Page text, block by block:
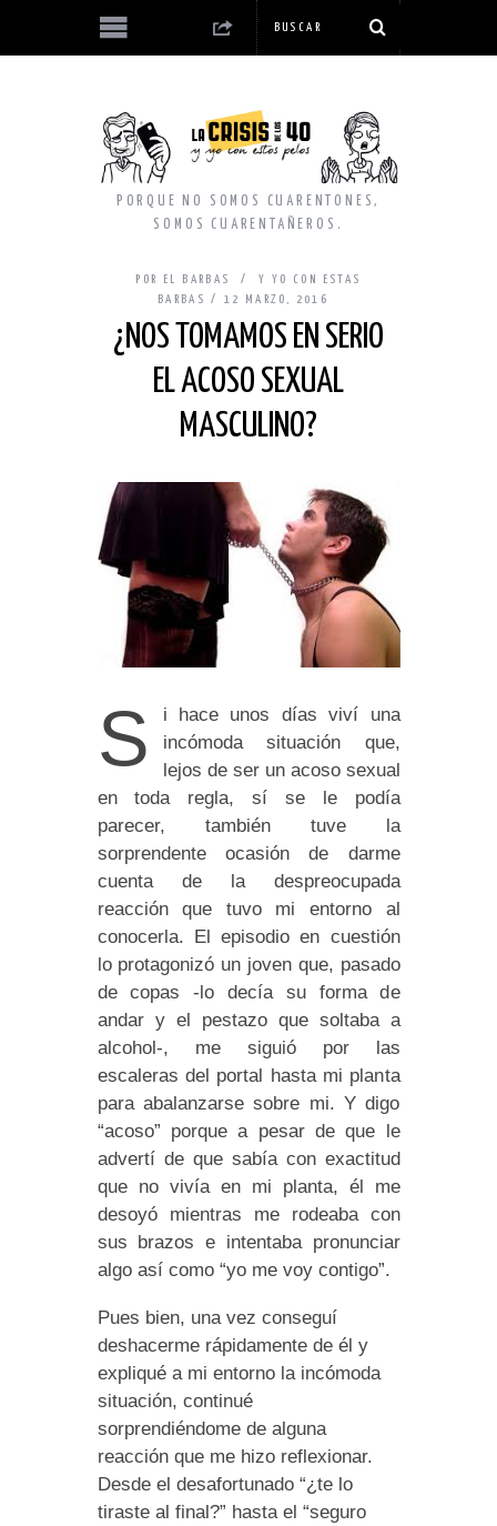
PORQUE NO SOMOS CUARENTONES,
SOMOS CUARENTAÑEROS.
POR EL BARBAS
Y YO CON ESTAS
BARBAS
12 MARZO, 2016
¿NOS TOMAMOS EN SERIO
EL ACOSO SEXUAL
MASCULINO?
S
i hace unos días viví una
incómoda situación que,
lejos de ser un acoso sexual
en toda regla, sí se le podía
parecer, también tuve la
sorprendente ocasión de darme
cuenta de la despreocupada
reacción que tuvo mi entorno al
conocerla. El episodio en cuestión
lo protagonizó un joven que, pasado
de copas -lo decía su forma de
andar y el pestazo que soltaba a
alcohol-, me siguió por las
escaleras del portal hasta mi planta
para abalanzarse sobre mi. Y digo
“acoso” porque a pesar de que le
advertí de que sabía con exactitud
que no vivía en mi planta, él me
desoyó mientras me rodeaba con
sus brazos e intentaba pronunciar
algo así como “yo me voy contigo”.
Pues bien, una vez conseguí
deshacerme rápidamente de él y
expliqué a mi entorno la incómoda
situación, continué
sorprendiéndome de alguna
reacción que me hizo reflexionar.
Desde el desafortunado “¿te lo
tiraste al final?” hasta el “seguro